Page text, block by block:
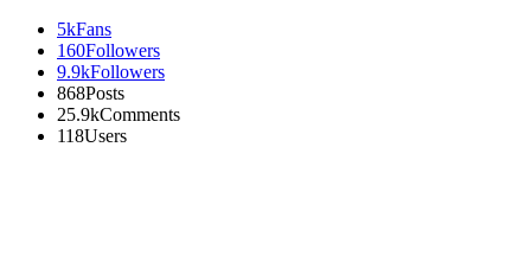
5kFans
160Followers
9.9kFollowers
868Posts
25.9kComments
118Users